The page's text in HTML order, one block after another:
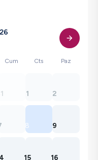
Cum Cts Paz
1 2
8 9
15 16